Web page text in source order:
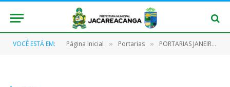
VOCÊ ESTÁ EM: Página Inicial » Portarias » PORTARIAS JANEIRO/2017